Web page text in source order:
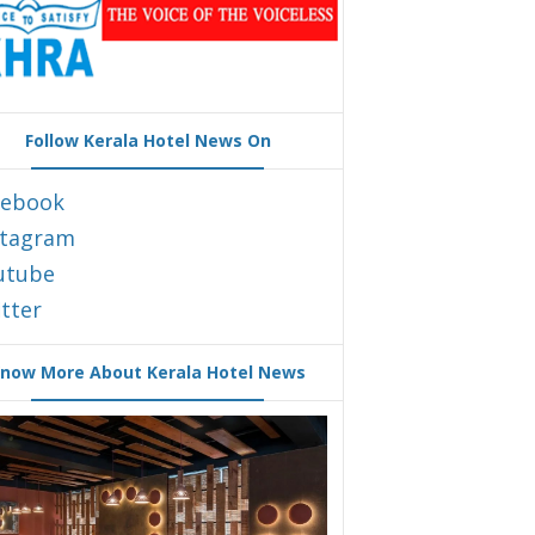
Follow Kerala Hotel News On
More About Kerala Hotel News